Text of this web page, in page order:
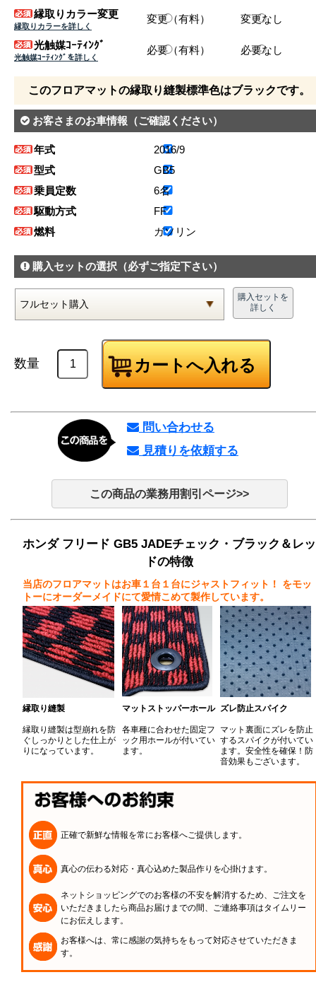
縁取りカラー変更
縁取りカラーを詳しく
変更（有料） 変更なし
光触媒ｺｰﾃｨﾝｸﾞ
光触媒ｺｰﾃｨﾝｸﾞを詳しく
必要（有料） 必要なし
このフロアマットの縁取り縫製標準色はブラックです。
お客さまのお車情報 （ご確認ください）
年式
2016/9
型式
GB5
乗員定数
6名
駆動方式
FF
燃料
ガソリン
購入セットの選択 （必ずご指定下さい）
購入セットを
詳しく
数量
問い合わせる
見積りを依頼する
この商品の業務用割引ページ>>
ホンダ フリード GB5 JADEチェック・ブラック＆レッ
ドの特徴
当店のフロアマットはお車１台１台にジャストフィット！
をモッ
トーにオーダーメイドにて愛情こめて製作しています。
縁取り縫製
縁取り縫製は型崩れを防
ぐしっかりとした仕上が
りになっています。
マットストッパーホール
各車種に合わせた固定フ
ック用ホールが付いてい
ます。
ズレ防止スパイク
マット裏面にズレを防止
するスパイクが付いてい
ます。安全性を確保！防
音効果もございます。
正確で新鮮な情報を常にお客様へご提供します。
真心の伝わる対応・真心込めた製品作りを心掛けます。
ネットショッピングでのお客様の不安を解消するため、ご注文を
いただきましたら商品お届けまでの間、ご連絡事項はタイムリー
にお伝えします。
お客様へは、常に感謝の気持ちをもって対応させていただきま
す。